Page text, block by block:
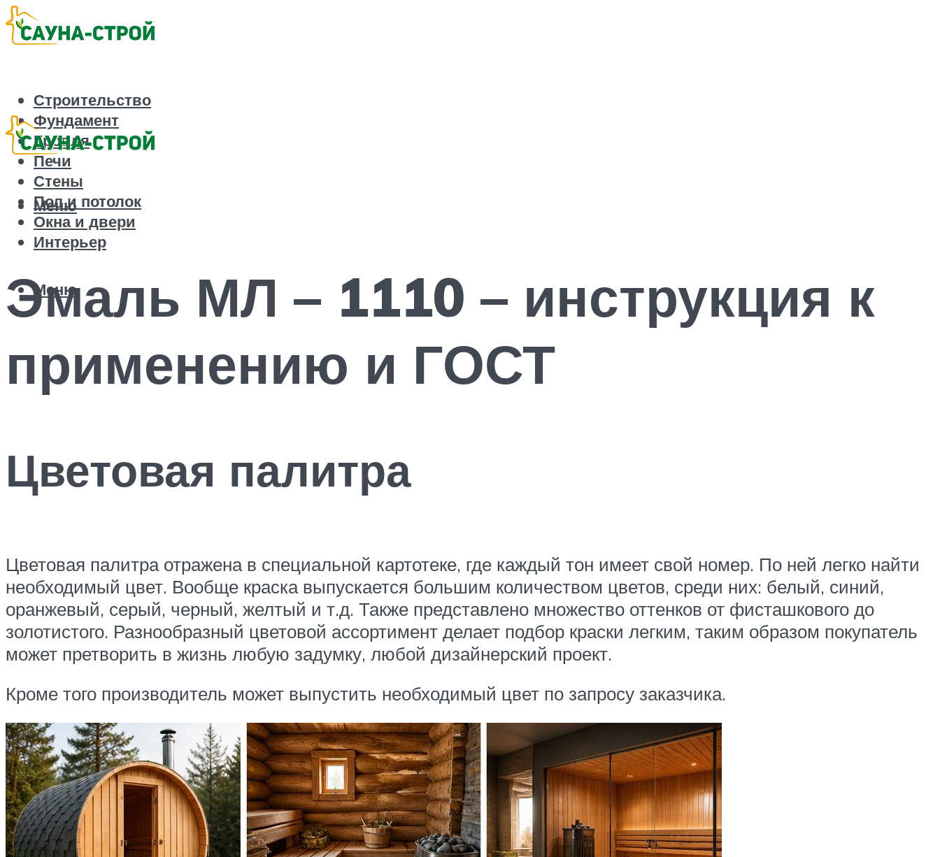
Строительство
Фундамент
Кровля
Печи
Стены
Пол и потолок
Окна и двери
Интерьер
Меню
Меню
Эмаль МЛ – 1110 – инструкция к
применению и ГОСТ
Цветовая палитра
Цветовая палитра отражена в специальной картотеке, где каждый тон имеет свой номер. По ней легко найти
необходимый цвет. Вообще краска выпускается большим количеством цветов, среди них: белый, синий,
оранжевый, серый, черный, желтый и т.д. Также представлено множество оттенков от фисташкового до
золотистого. Разнообразный цветовой ассортимент делает подбор краски легким, таким образом покупатель
может претворить в жизнь любую задумку, любой дизайнерский проект.
Кроме того производитель может выпустить необходимый цвет по запросу заказчика.